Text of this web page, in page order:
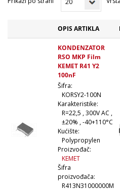
OPIS ARTIKLA
KONDENZATOR
RSO MKP Film
KEMET R41 Y2
100nF
Šifra:
KORSY2-100N
Karakteristike:
R=22,5 , 300V AC ,
±20% , -40+110°C
Kućište:
Polypropylen
Proizvođač:
KEMET
Šifra
proizvođača:
R413N31000000M